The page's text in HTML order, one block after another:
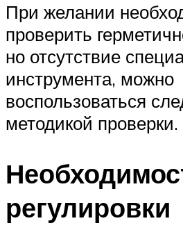
При желании
проверить
но отсутствие
инструмента, можно
воспользоваться
методикой проверки.
регулировки